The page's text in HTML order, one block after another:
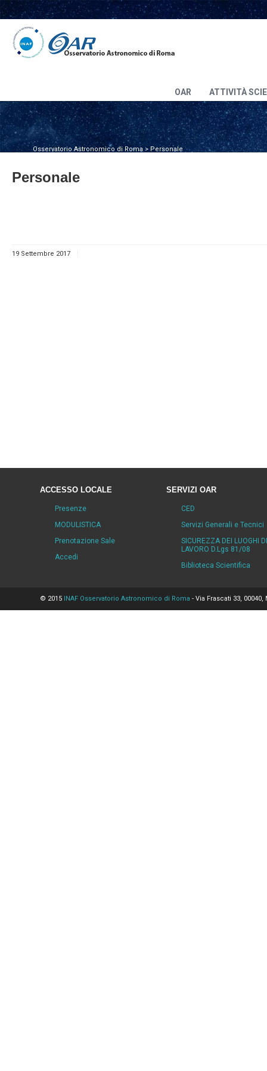
OAR ATTIVITÀ
Osservatorio Astronomico di Roma>Personale
Personale
19 Settembre 2017
ACCESSO LOCALE
Presenze
MODULISTICA
Prenotazione Sale
Accedi
SERVIZI OAR
CED
Servizi Generali e Tecnici
SICUREZZA DEI LUOGHI DI
LAVORO D.Lgs 81/08
Biblioteca Scientifica
© 2015 INAF Osservatorio Astronomico di Roma - Via Frascati 33,